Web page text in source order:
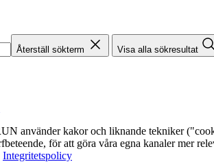
Återställ sökterm Visa alla sökresultat
använder kakor och liknande tekniker
för att göra våra egna kanaler mer
Integritetspolicy